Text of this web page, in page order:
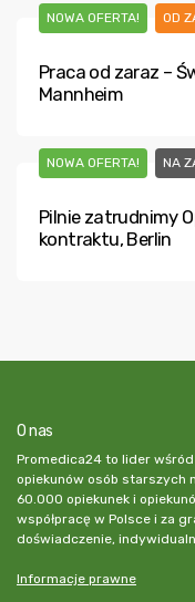
NOWA OFERTA! OD
Praca od zaraz –
Mannheim
NOWA OFERTA! NA
Pilnie zatrudnimy
kontraktu, Berlin
O nas
Promedica24 to lider
opiekunów osób starszych
60.000 opiekunek i
współpracę w Polsce i za
doświadczenie,
Informacje prawne